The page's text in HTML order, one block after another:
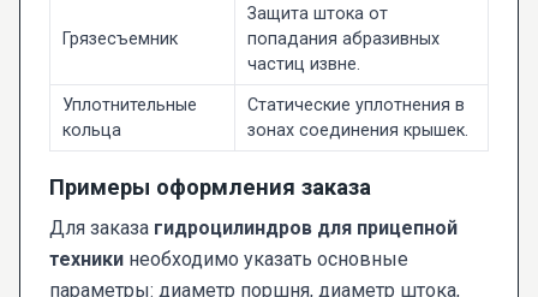
Грязесъемник
Защита штока от
попадания абразивных
частиц извне.
Уплотнительные
кольца
Статические уплотнения в
зонах соединения крышек.
Примеры оформления заказа
Для заказа гидроцилиндров для прицепной
техники необходимо указать основные
параметры: диаметр поршня, диаметр штока,